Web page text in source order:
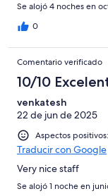
Se alojó 4 noches en
0
Comentario verificado
10/10
venkatesh
22 de jun de 2025
Aspectos
Traducir con Google
Very nice staff
Se alojó 1 noche en